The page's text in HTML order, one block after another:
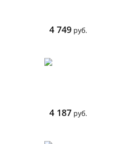
4 749 руб.
4 187 руб.